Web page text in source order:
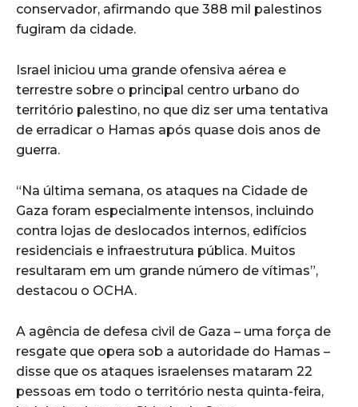
conservador, afirmando que 388 mil palestinos
fugiram da cidade.
Israel iniciou uma grande ofensiva aérea e
terrestre sobre o principal centro urbano do
território palestino, no que diz ser uma tentativa
de erradicar o Hamas após quase dois anos de
guerra.
“Na última semana, os ataques na Cidade de
Gaza foram especialmente intensos, incluindo
contra lojas de deslocados internos, edifícios
residenciais e infraestrutura pública. Muitos
resultaram em um grande número de vítimas”,
destacou o OCHA.
A agência de defesa civil de Gaza – uma força de
resgate que opera sob a autoridade do Hamas –
disse que os ataques israelenses mataram 22
pessoas em todo o território nesta quinta-feira,